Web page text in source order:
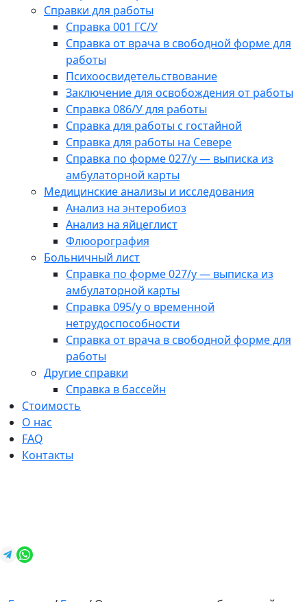
Справки для работы
Справка 001 ГС/У
Справка от врача в свободной форме для
работы
Психоосвидетельствование
Заключение для освобождения от работы
Справка 086/У для работы
Справка для работы с гостайной
Справка для работы на Севере
Справка по форме 027/у — выписка из
амбулаторной карты
Медицинские анализы и исследования
Анализ на энтеробиоз
Анализ на яйцеглист
Флюорография
Больничный лист
Справка по форме 027/у — выписка из
амбулаторной карты
Справка 095/у о временной
нетрудоспособности
Справка от врача в свободной форме для
работы
Другие справки
Справка в бассейн
Стоимость
О нас
FAQ
Контакты